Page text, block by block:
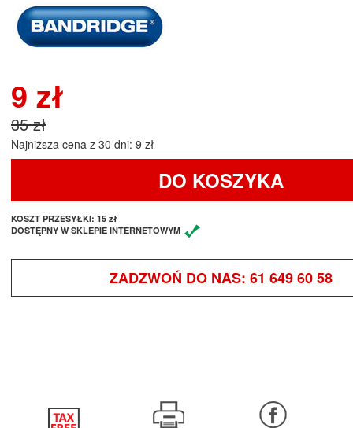
9 zł
35 zł
Najniższa cena z 30 dni: 9 zł
DO KOSZYKA
KOSZT PRZESYŁKI: 15 zł
DOSTĘPNY W SKLEPIE INTERNETOWYM
ZADZWOŃ DO NAS: 61 649 60 58